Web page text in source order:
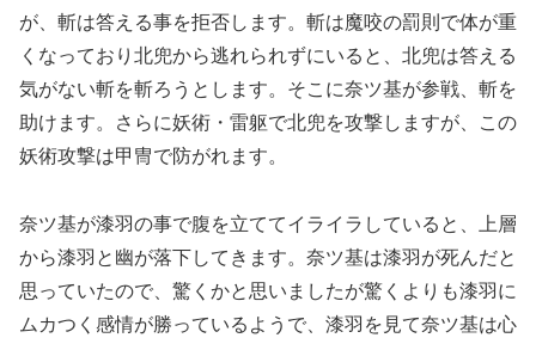
が、斬は答える事を拒否します。斬は魔咬の罰則で体が重
くなっており北兜から逃れられずにいると、北兜は答える
気がない斬を斬ろうとします。そこに奈ツ基が参戦、斬を
助けます。さらに妖術・雷躯で北兜を攻撃しますが、この
妖術攻撃は甲冑で防がれます。
奈ツ基が漆羽の事で腹を立ててイライラしていると、上層
から漆羽と幽が落下してきます。奈ツ基は漆羽が死んだと
思っていたので、驚くかと思いましたが驚くよりも漆羽に
ムカつく感情が勝っているようで、漆羽を見て奈ツ基は心